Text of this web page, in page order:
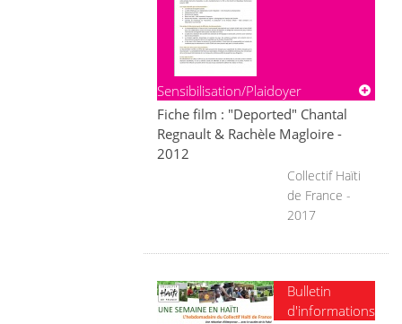
Sensibilisation/Plaidoyer
Fiche film : "Deported" Chantal
Regnault & Rachèle Magloire -
2012
Collectif Haïti
de France -
2017
Bulletin
d'informations